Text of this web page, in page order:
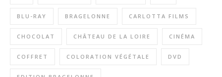
BLU-RAY BRAGELONNE CARLOTTA FILMS
CHOCOLAT CHÂTEAU DE LA LOIRE CINÉMA
COFFRET COLORATION VÉGÉTALE DVD